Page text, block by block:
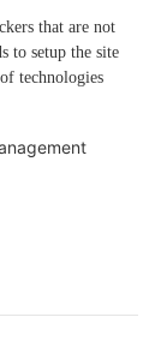
that are not
to setup the site
technologies